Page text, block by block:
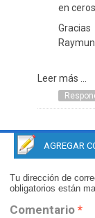
en
Gracias
Leer más ...
AGREGAR
Tu dirección de
obligatorios están
Comentario *